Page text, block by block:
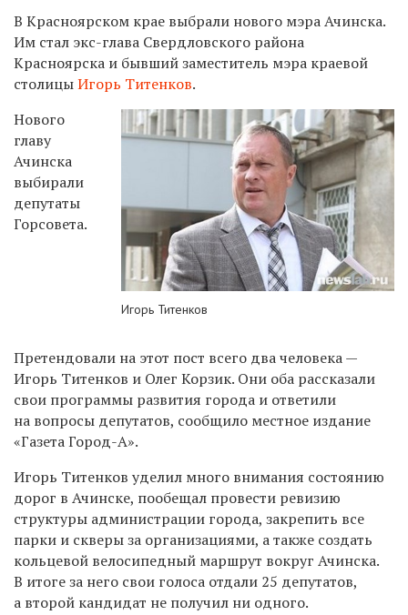
В Красноярском крае выбрали нового мэра Ачинска.
Им стал экс-глава Свердловского района
Красноярска и бывший заместитель мэра краевой
столицыИгорь Титенков.
Игорь Титенков
Нового
главу
Ачинска
выбирали
депутаты
Горсовета.
Претендовали на этот пост всего два человека —
Игорь Титенков и Олег Корзик. Они оба рассказали
свои программы развития города и ответили
на вопросы депутатов, сообщило местное издание
«Газета Город-А».
Игорь Титенков уделил много внимания состоянию
дорог в Ачинске, пообещал провести ревизию
структуры администрации города, закрепить все
парки и скверы за организациями, а также создать
кольцевой велосипедный маршрут вокруг Ачинска.
В итоге за него свои голоса отдали 25 депутатов,
а второй кандидат не получил ни одного.